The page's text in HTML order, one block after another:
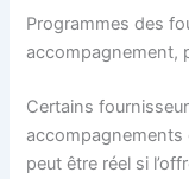
Programmes des
accompagnement,
Certains
accompagnements
peut être réel si